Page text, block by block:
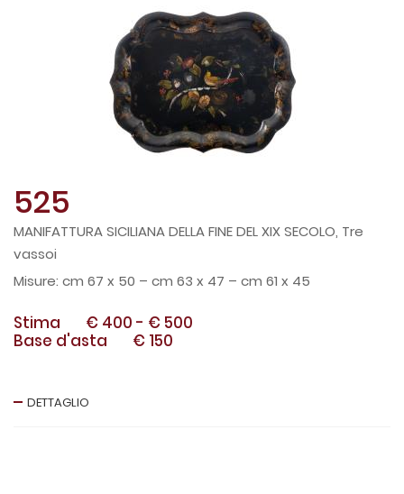
525
MANIFATTURA SICILIANA DELLA FINE DEL XIX SECOLO, Tre
vassoi
cm 67 x 50 – cm 63 x 47 – cm 61 x 45
Stima € 400 - € 500
Base d'asta
€ 150
DETTAGLIO